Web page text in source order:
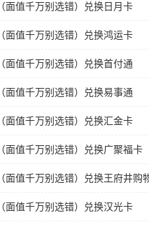
面值千万别选错）兑换日月卡
面值千万别选错）兑换鸿运卡
面值千万别选错）兑换首付通
面值千万别选错）兑换易事通
面值千万别选错）兑换汇金卡
面值千万别选错）兑换广聚福卡
面值千万别选错）兑换王府井购
面值千万别选错）兑换汉光卡